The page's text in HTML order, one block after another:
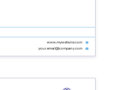
www.mywebsite.com
your.email@company.com